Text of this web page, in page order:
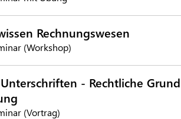
Rechnungswesen
(Workshop)
- Rechtliche
(Vortrag)